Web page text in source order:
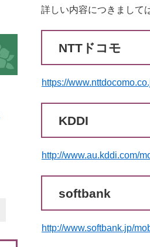
詳しい内容につきまして
NTTドコモ
https://
KDDI
http://www.au.kddi.com/
softbank
http://www.softbank.jp/